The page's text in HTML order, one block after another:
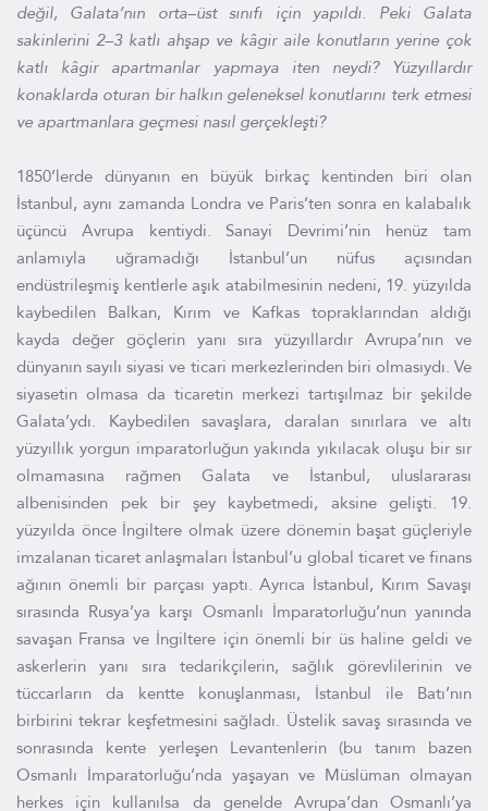
değil, Galata’nın orta–üst sınıfı için yapıldı. Peki Galata
sakinlerini 2–3 katlı ahşap ve kâgir aile konutların yerine çok
katlı kâgir apartmanlar yapmaya iten neydi? Yüzyıllardır
konaklarda oturan bir halkın geleneksel konutlarını terk etmesi
ve apartmanlara geçmesi nasıl gerçekleşti?
1850’lerde dünyanın en büyük birkaç kentinden biri olan
İstanbul, aynı zamanda Londra ve Paris’ten sonra en kalabalık
üçüncü Avrupa kentiydi. Sanayi Devrimi’nin henüz tam
anlamıyla uğramadığı İstanbul’un nüfus açısından
endüstrileşmiş kentlerle aşık atabilmesinin nedeni, 19. yüzyılda
kaybedilen Balkan, Kırım ve Kafkas topraklarından aldığı
kayda değer göçlerin yanı sıra yüzyıllardır Avrupa’nın ve
dünyanın sayılı siyasi ve ticari merkezlerinden biri olmasıydı. Ve
siyasetin olmasa da ticaretin merkezi tartışılmaz bir şekilde
Galata’ydı. Kaybedilen savaşlara, daralan sınırlara ve altı
yüzyıllık yorgun imparatorluğun yakında yıkılacak oluşu bir sır
olmamasına rağmen Galata ve İstanbul, uluslararası
albenisinden pek bir şey kaybetmedi, aksine gelişti. 19.
yüzyılda önce İngiltere olmak üzere dönemin başat güçleriyle
imzalanan ticaret anlaşmaları İstanbul’u global ticaret ve finans
ağının önemli bir parçası yaptı. Ayrıca İstanbul, Kırım Savaşı
sırasında Rusya’ya karşı Osmanlı İmparatorluğu’nun yanında
savaşan Fransa ve İngiltere için önemli bir üs haline geldi ve
askerlerin yanı sıra tedarikçilerin, sağlık görevlilerinin ve
tüccarların da kentte konuşlanması, İstanbul ile Batı’nın
birbirini tekrar keşfetmesini sağladı. Üstelik savaş sırasında ve
sonrasında kente yerleşen Levantenlerin (bu tanım bazen
Osmanlı İmparatorluğu’nda yaşayan ve Müslüman olmayan
herkes için kullanılsa da genelde Avrupa’dan Osmanlı’ya